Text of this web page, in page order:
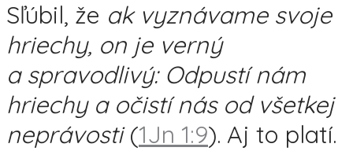
Sľúbil, že ak vyznávame svoje
hriechy, on je verný
a spravodlivý: Odpustí nám
hriechy a očistí nás od všetkej
neprávosti(1Jn 1:9). Aj to platí.